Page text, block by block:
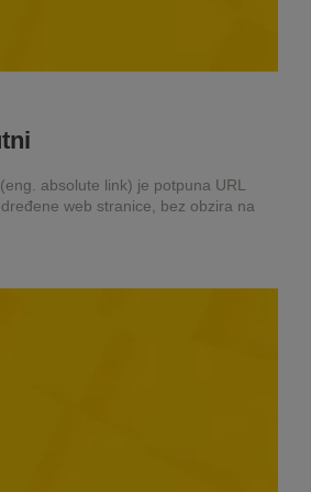
absolute link) je potpuna URL
web stranice, bez obzira na